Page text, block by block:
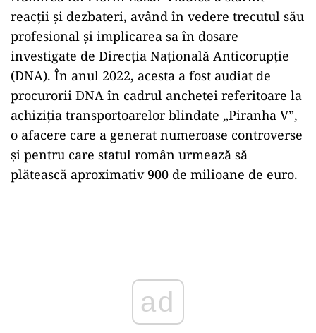
reacții și dezbateri, având în vedere trecutul său
profesional și implicarea sa în dosare
investigate de Direcția Națională Anticorupție
(DNA). În anul 2022, acesta a fost audiat de
procurorii DNA în cadrul anchetei referitoare la
achiziția transportoarelor blindate „Piranha V”,
o afacere care a generat numeroase controverse
și pentru care statul român urmează să
plătească aproximativ 900 de milioane de euro.